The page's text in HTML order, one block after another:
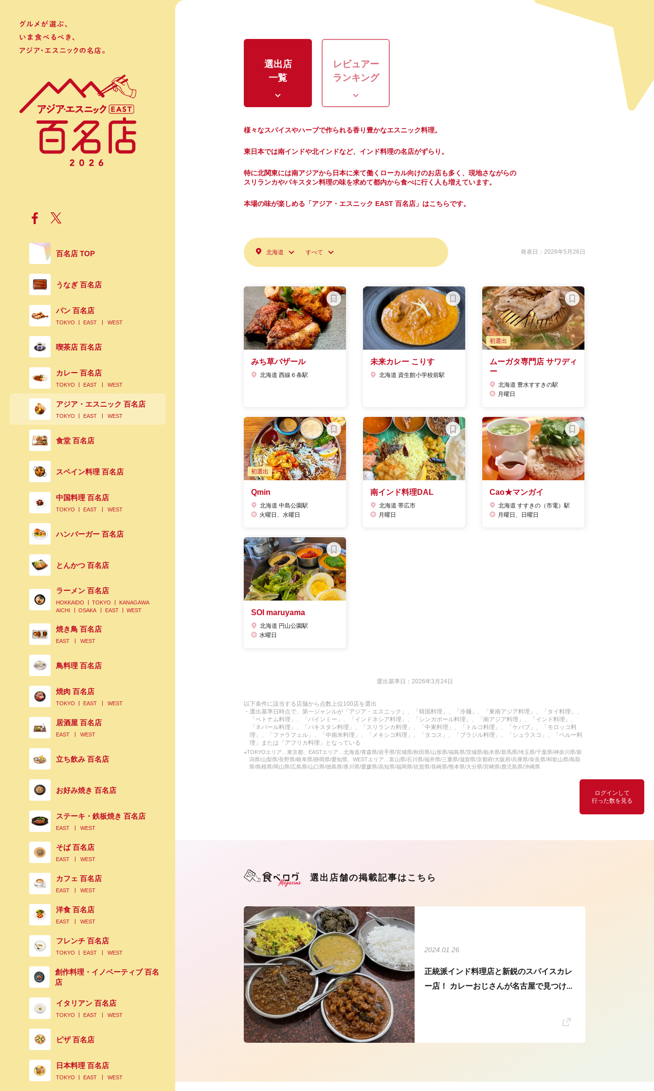
百名店 TOP
うなぎ 百名店
パン 百名店
TOKYO EAST WEST
喫茶店 百名店
カレー 百名店
TOKYO EAST WEST
アジア・エスニック 百名店
TOKYO EAST WEST
食堂 百名店
スペイン料理 百名店
中国料理 百名店
TOKYO EAST WEST
ハンバーガー 百名店
とんかつ 百名店
ラーメン 百名店
HOKKAIDO TOKYO
KANAGAWA
AICHI
OSAKA EAST WEST
焼き鳥 百名店
EAST WEST
鳥料理 百名店
焼肉 百名店
TOKYO EAST WEST
居酒屋 百名店
EAST WEST
立ち飲み 百名店
お好み焼き 百名店
ステーキ・鉄板焼き 百名店
EAST WEST
そば 百名店
EAST WEST
カフェ 百名店
EAST WEST
洋食 百名店
EAST WEST
フレンチ 百名店
TOKYO EAST WEST
創作料理・イノベーティブ 百名
店
イタリアン 百名店
TOKYO EAST WEST
ピザ 百名店
日本料理 百名店
TOKYO EAST WEST
選出店
一覧
レビュアー
ランキング
様々なスパイスやハーブで作られる香り豊かなエスニック料理。
東日本では南インドや北インドなど、インド料理の名店がずらり。
特に北関東には南アジアから日本に来て働くローカル向けのお店も多く、現地さながらの
スリランカやパキスタン料理の味を求めて都内から食べに行く人も増えています。
本場の味が楽しめる「アジア・エスニック EAST 百名店」はこちらです。
北海道 すべて 発表日：2026年5月26日
みち草バザール
北海道 西線６条駅
未来カレー こりす
北海道 資生館小学校前駅
初選出
ムーガタ専門店 サワディ
ー
北海道 豊水すすきの駅
月曜日
初選出
Qmin
北海道 中島公園駅
火曜日、水曜日
南インド料理DAL
北海道 帯広市
月曜日
Cao★マンガイ
北海道 すすきの（市電）駅
月曜日、日曜日
SOI maruyama
北海道 円山公園駅
水曜日
選出基準日：2026年3月24日
以下条件に該当する店舗から点数上位100店を選出
・選出基準日時点で、第一ジャンルが「アジア・エスニック」、「韓国料理」、「冷麺」、「東南アジア料理」、「タイ料理」、
「ベトナム料理」、「バインミー」、「インドネシア料理」、「シンガポール料理」、「南アジア料理」、「インド料理」、
「ネパール料理」、「パキスタン料理」、「スリランカ料理」、「中東料理」、「トルコ料理」、「ケバブ」、「モロッコ料
理」、「ファラフェル」、「中南米料理」、「メキシコ料理」、「タコス」、「ブラジル料理」、「シュラスコ」、「ペルー料
理」または「アフリカ料理」となっている
※TOKYOエリア…東京都、EASTエリア…北海道/青森県/岩手県/宮城県/秋田県/山形県/福島県/茨城県/栃木県/群馬県/埼玉県/千葉県/神奈川県/新
潟県/山梨県/長野県/岐阜県/静岡県/愛知県、WESTエリア…富山県/石川県/福井県/三重県/滋賀県/京都府/大阪府/兵庫県/奈良県/和歌山県/鳥取
県/島根県/岡山県/広島県/山口県/徳島県/香川県/愛媛県/高知県/福岡県/佐賀県/長崎県/熊本県/大分県/宮崎県/鹿児島県/沖縄県
ログインして
行った数を見る
選出店舗の掲載記事はこちら
2024.01.26
正統派インド料理店と新鋭のスパイスカレ
ー店！ カレーおじさんが名古屋で見つけ...